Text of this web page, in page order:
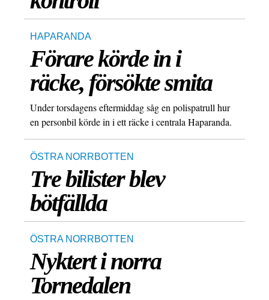
HAPARANDA
Förare körde in i
räcke, försökte smita
Under torsdagens eftermiddag såg en polispatrull hur
en personbil körde in i ett räcke i centrala Haparanda.
ÖSTRA NORRBOTTEN
Tre bilister blev
bötfällda
ÖSTRA NORRBOTTEN
Nyktert i norra
Tornedalen